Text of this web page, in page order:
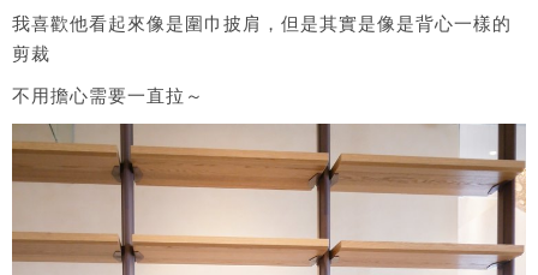
我喜歡他看起來像是圍巾披肩，但是其實是像是背心一樣的
剪裁
不用擔心需要一直拉～